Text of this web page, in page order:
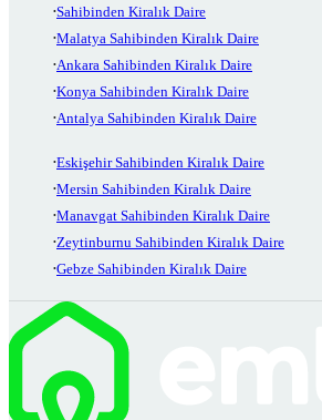
Sahibinden Kiralık Daire
Malatya Sahibinden Kiralık Daire
Ankara Sahibinden Kiralık Daire
Konya Sahibinden Kiralık Daire
Antalya Sahibinden Kiralık Daire
Eskişehir Sahibinden Kiralık Daire
Mersin Sahibinden Kiralık Daire
Manavgat Sahibinden Kiralık Daire
Zeytinburnu Sahibinden Kiralık Daire
Gebze Sahibinden Kiralık Daire